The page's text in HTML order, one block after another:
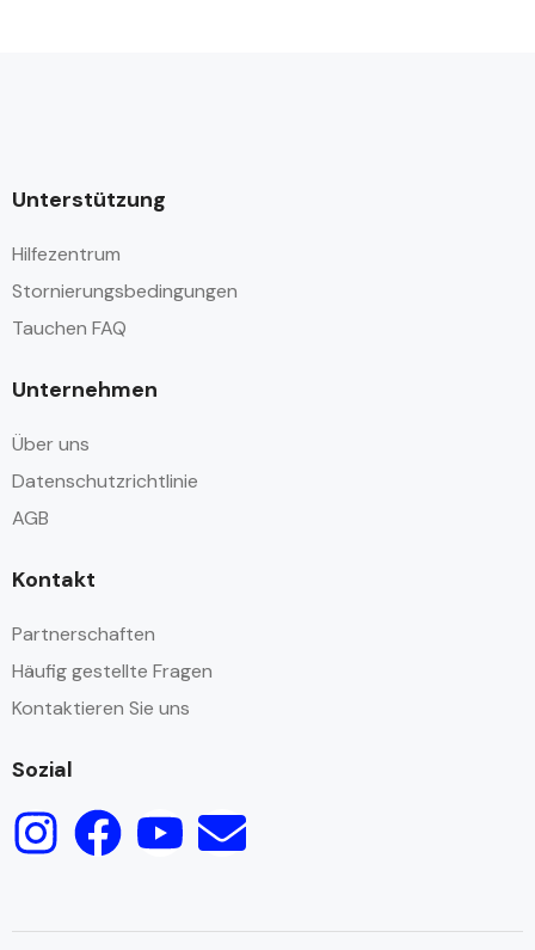
Unterstützung
Hilfezentrum
Stornierungsbedingungen
Tauchen FAQ
Unternehmen
Über uns
Datenschutzrichtlinie
AGB
Kontakt
Partnerschaften
Häufig gestellte Fragen
Kontaktieren Sie uns
Sozial